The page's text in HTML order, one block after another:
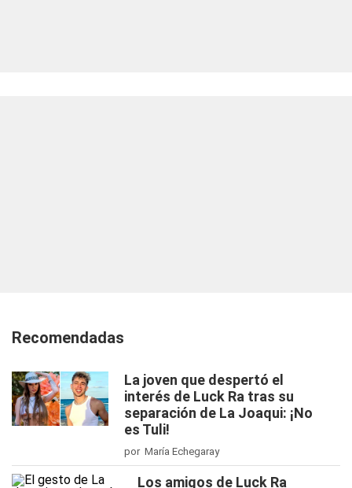
Recomendadas
La joven que despertó el
interés de Luck Ra tras su
separación de La Joaqui: ¡No
es Tuli!
por María Echegaray
Los amigos de Luck Ra